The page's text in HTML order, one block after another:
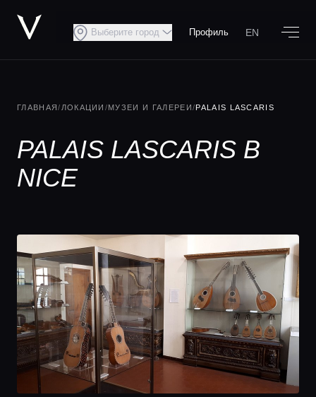
Выберите город Профиль EN
ГЛАВНАЯ/ ЛОКАЦИИ /МУЗЕИ И ГАЛЕРЕИ/PALAIS LASCARIS
PALAIS LASCARIS В
NICE